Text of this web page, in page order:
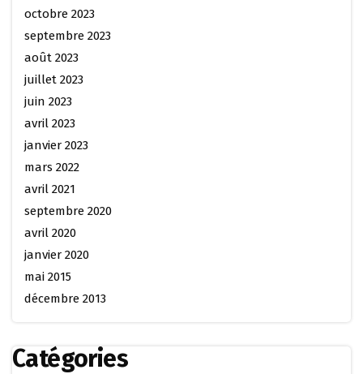
octobre 2023
septembre 2023
août 2023
juillet 2023
juin 2023
avril 2023
janvier 2023
mars 2022
avril 2021
septembre 2020
avril 2020
janvier 2020
mai 2015
décembre 2013
Catégories